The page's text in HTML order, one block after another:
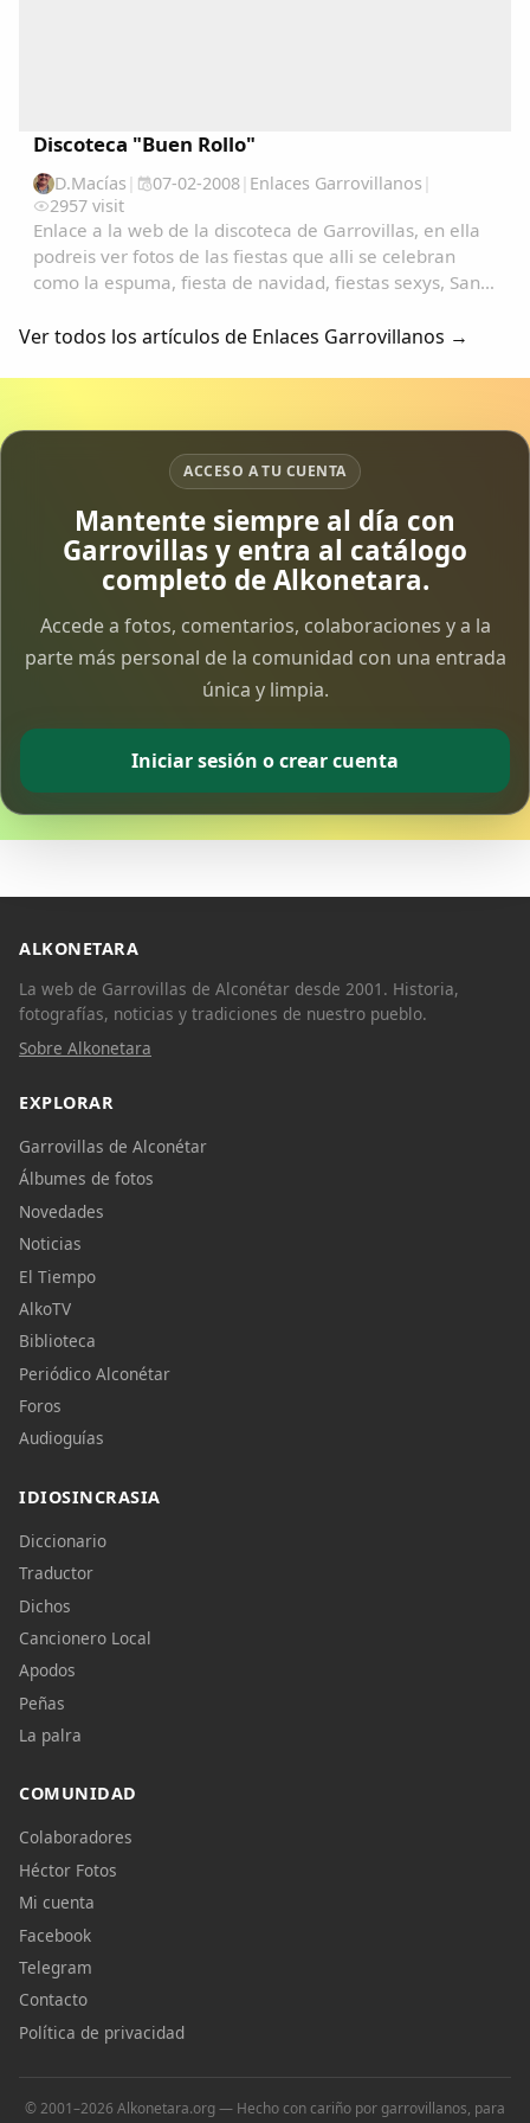
Discoteca "Buen Rollo"
D.Macías | 07-02-2008| Enlaces Garrovillanos |
2957 visit
Enlace a la web de la discoteca de Garrovillas, en ella
podreis ver fotos de las fiestas que alli se celebran
como la espuma, fiesta de navidad, fiestas sexys, San
Ver todos los artículos de Enlaces Garrovillanos →
ACCESO A TU CUENTA
Mantente siempre al día con
Garrovillas y entra al catálogo
completo de Alkonetara.
Accede a fotos, comentarios, colaboraciones y a la
parte más personal de la comunidad con una entrada
única y limpia.
Iniciar sesión o crear cuenta
ALKONETARA
La web de Garrovillas de Alconétar desde 2001. Historia,
fotografías, noticias y tradiciones de nuestro pueblo.
Sobre Alkonetara
EXPLORAR
Garrovillas de Alconétar
Álbumes de fotos
Novedades
Noticias
El Tiempo
AlkoTV
Biblioteca
Periódico Alconétar
Foros
Audioguías
IDIOSINCRASIA
Diccionario
Traductor
Dichos
Cancionero Local
Apodos
Peñas
La palra
COMUNIDAD
Colaboradores
Héctor Fotos
Mi cuenta
Facebook
Telegram
Contacto
Política de privacidad
© 2001–2026 Alkonetara.org — Hecho con cariño por garrovillanos, para